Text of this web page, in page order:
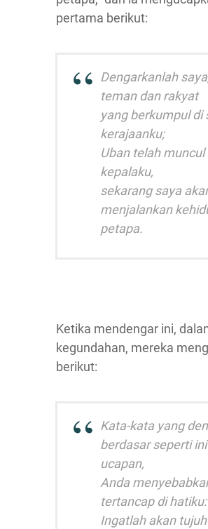
pertama berikut:
Dengarkanlah
teman dan rakyat
yang berkumpul di
kerajaanku;
Uban telah muncul
kepalaku,
sekarang saya
menjalankan
petapa.
Ketika mendengar ini,
kegundahan, mereka
berikut:
Kata-kata yang
berdasar seperti
ucapan,
Anda
tertancap di hatiku:
Ingatlah akan